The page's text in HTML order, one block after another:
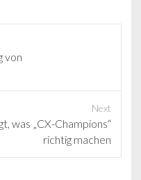
von
Next
was „CX-Champions“
richtig machen